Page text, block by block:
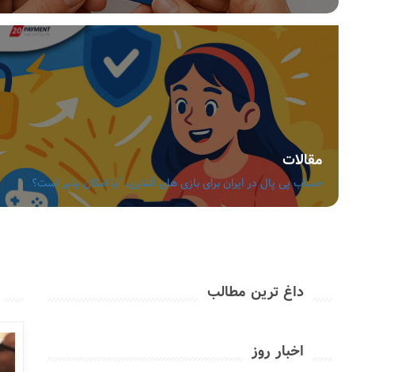
مقالات
حساب پی پال در ایران برای بازی های آنلاین، آیا امکان پذیر است؟
داغ ترین مطالب
اخبار روز